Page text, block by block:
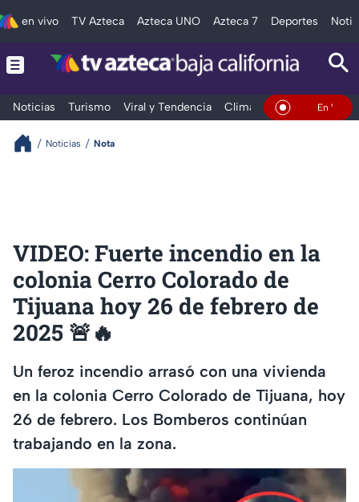
en vivo TV Azteca Azteca UNO Azteca 7 Deportes
Noticias Turismo Viral y Tendencia Clima DeportesEn Vivo
Noticias Nota
VIDEO: Fuerte incendio en la
colonia Cerro Colorado de
Tijuana hoy 26 de febrero de
2025 🚨🔥
Un feroz incendio arrasó con una vivienda
en la colonia Cerro Colorado de Tijuana, hoy
26 de febrero. Los Bomberos continúan
trabajando en la zona.